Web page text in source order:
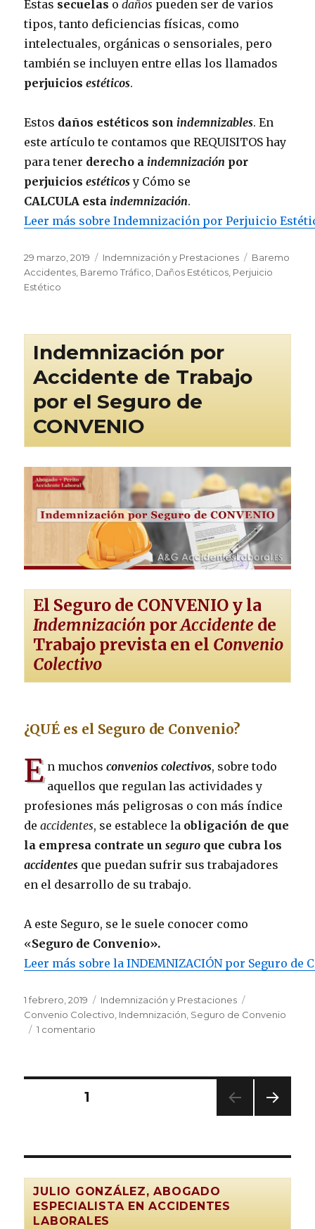
Estas secuelas odaños pueden ser de varios
tipos, tanto deficiencias físicas, como
intelectuales, orgánicas o sensoriales, pero
también se incluyen entre ellas los llamados
perjuiciosestéticos.
Estos daños estéticos son indemnizables. En
este artículo te contamos que REQUISITOS hay
para tener derecho a indemnización por
perjuiciosestéticosy Cómo se
CALCULA esta indemnización.
Leer más sobre Indemnización por Perjuicio
Publicado
el
29 marzo, 2019 Categorías
Indemnización y Prestaciones Etiquetas
Baremo
Accidentes, Baremo Tráfico, Daños Estéticos, Perjuicio
Estético
Indemnización por
Accidente de Trabajo
por el Seguro de
CONVENIO
El Seguro de CONVENIO y la
Indemnización porAccidente de
Trabajo prevista en el Convenio
Colectivo
¿QUÉ es el Seguro de Convenio?
E n muchos convenios colectivos, sobre todo
aquellos que regulan las actividades y
profesiones más peligrosas o con más índice
deaccidentes, se establece la obligación de que
la empresa contrate unseguro que cubra los
accidentes que puedan sufrir sus trabajadores
en el desarrollo de su trabajo.
A este Seguro, se le suele conocer como
«Seguro de Convenio».
Leer más sobre la INDEMNIZACIÓN por Seguro de
Publicado
el
1 febrero, 2019 Categorías
Indemnización y Prestaciones
Convenio Colectivo Indemnización Seguro de Convenio
1 comentario
de
CONVENIO
Paginación
entradas
PÁGINA1
NA
JULIO GONZÁLEZ, ABOGADO
ESPECIALISTA EN ACCIDENTES
LABORALES